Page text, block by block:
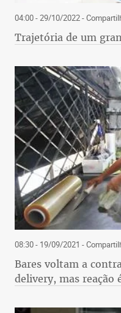
04:00 - 29/10/2022-
Trajetória de um
08:30 - 19/09/2021 -
Bares voltam a
delivery, mas reação